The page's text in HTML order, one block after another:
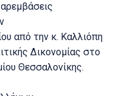
από την κ. Καλλιόπη
Δικονομίας στο
Θεσσαλονίκης.